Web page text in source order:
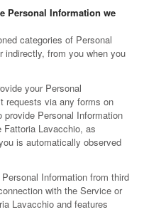
Personal Information we
categories of Personal
indirectly, from you when you
your Personal
requests via any forms on
Personal Information
Fattoria Lavacchio, as
is automatically observed
Information from third
with the Service or
Lavacchio and features